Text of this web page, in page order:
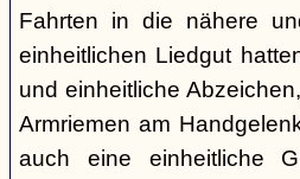
Fahrten in die nähere
einheitlichen Liedgut
und einheitliche
Armriemen am
auch eine einheitliche